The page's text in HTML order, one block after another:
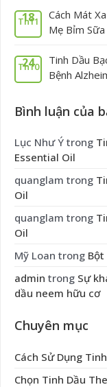
18
Th11
Cách Mát
Mẹ Bỉm Sữa
24
Th10
Tinh Dầu
Bệnh
Bình luận của
Lục Như Ý trong
Essential Oil
quanglam trong
Oil
quanglam trong
Oil
Mỹ Loan trong Bột
admin trong Sự
dầu neem hữu cơ
Chuyên mục
Cách Sử Dụng
Chọn Tinh Dầu